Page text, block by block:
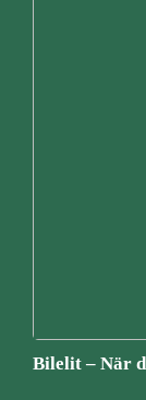
Bilelit – När